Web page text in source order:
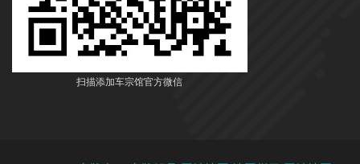
扫描添加车宗馆官方微信